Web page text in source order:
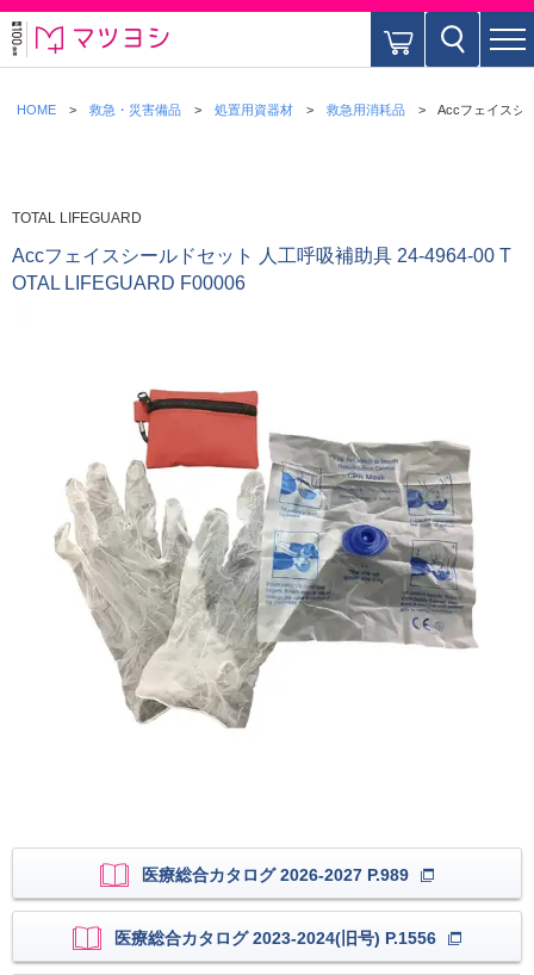
HOME 救急・災害備品 処置用資器材 救急用消耗品 Accフェイスシ
TOTAL LIFEGUARD
Accフェイスシールドセット 人工呼吸補助具 24-4964-00 T
OTAL LIFEGUARD F00006
医療総合カタログ 2026-2027 P.989
医療総合カタログ 2023-2024(旧号) P.1556